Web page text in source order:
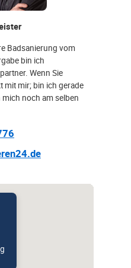
Badsanierung vom
bin ich
Wenn Sie
mit mir; bin ich gerade
noch am selben